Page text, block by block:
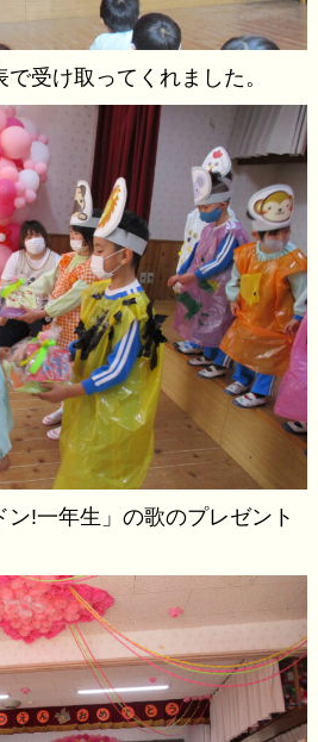
受け取ってくれました。
!一年生」の歌のプレゼント